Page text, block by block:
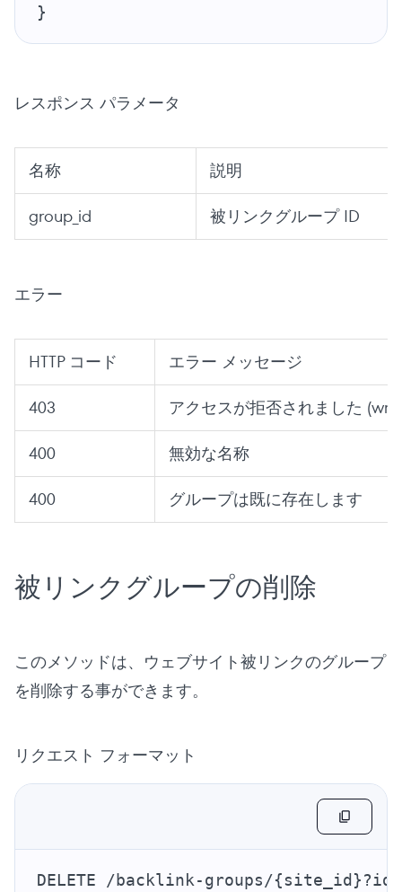
}
レスポンス パラメータ
名称 説明
group_id 被リンクグループ ID
エラー
HTTP コード エラー メッセージ
403 アクセスが拒否されました
400 無効な名称
400 グループは既に存在します
被リンクグループの削除
このメソッドは、ウェブサイト被リンクのグループ
を削除する事ができます。
リクエスト フォーマット
DELETE /backlink-groups/